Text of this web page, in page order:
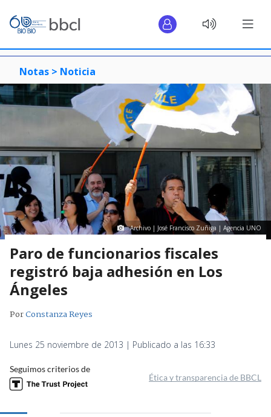
Notas > Noticia
Archivo | José Francisco Zuñiga | Agencia UNO
Paro de funcionarios fiscales
registró baja adhesión en Los
Ángeles
PorConstanza Reyes
Lunes 25 noviembre de 2013 | Publicado a las 16:33
Seguimos criterios de
Ética y transparencia de BBCL